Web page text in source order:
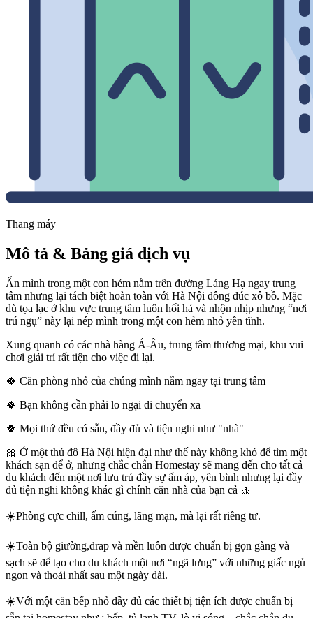
Thang máy
Mô tả & Bảng giá dịch vụ
Ẩn mình trong một con hẻm nằm trên đường Láng Hạ ngay trung
tâm nhưng lại tách biệt hoàn toàn với Hà Nội đông đúc xô bồ. Mặc
dù tọa lạc ở khu vực trung tâm luôn hối hả và nhộn nhịp nhưng “nơi
trú ngụ” này lại nép mình trong một con hẻm nhỏ yên tĩnh.
Xung quanh có các nhà hàng Á-Âu, trung tâm thương mại, khu vui
chơi giải trí rất tiện cho việc đi lại.
🍀 Căn phòng nhỏ của chúng mình nằm ngay tại trung tâm
🍀 Bạn không cần phải lo ngại di chuyển xa
🍀 Mọi thứ đều có sẵn, đầy đủ và tiện nghi như "nhà"
🎀 Ở một thủ đô Hà Nội hiện đại như thế này không khó để tìm một
khách sạn để ở, nhưng chắc chắn Homestay sẽ mang đến cho tất cả
du khách đến một nơi lưu trú đầy sự ấm áp, yên bình nhưng lại đầy
đủ tiện nghi không khác gì chính căn nhà của bạn cả 🎀
☀️Phòng cực chill, ấm cúng, lãng mạn, mà lại rất riêng tư.
☀️Toàn bộ giường,drap và mền luôn được chuẩn bị gọn gàng và
sạch sẽ để tạo cho du khách một nơi “ngã lưng” với những giấc ngủ
ngon và thoải nhất sau một ngày dài.
☀️Với một căn bếp nhỏ đầy đủ các thiết bị tiện ích được chuẩn bị